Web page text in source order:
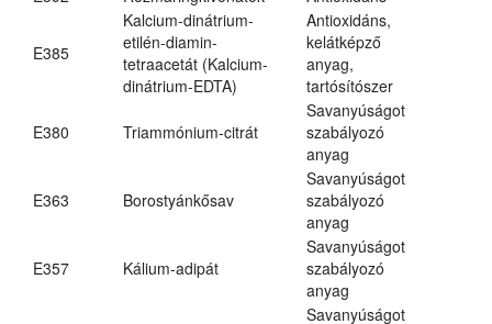
E385
Kalcium-dinátrium-
etilén-diamin-
tetraacetát (Kalcium-
dinátrium-EDTA)
Antioxidáns,
kelátképző
anyag,
tartósítószer
E380 Triammónium-citrát
Savanyúságot
szabályozó
anyag
E363 Borostyánkősav
Savanyúságot
szabályozó
anyag
E357 Kálium-adipát
Savanyúságot
szabályozó
anyag
Savanyúságot